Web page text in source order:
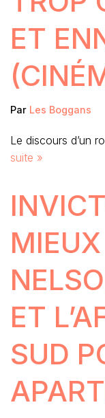
ET
Par Les Boggans
Le discours d’un
suite »
ET
SUD